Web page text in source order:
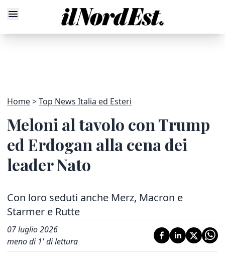
Home Top News Italia ed Esteri
Meloni al tavolo con Trump
ed Erdogan alla cena dei
leader Nato
Con loro seduti anche Merz, Macron e
Starmer e Rutte
07 luglio 2026
meno di 1' di lettura